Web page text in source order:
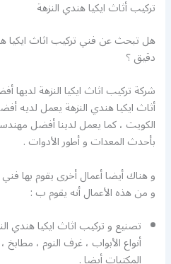
تركيب أثاث ايكيا هندي النزهة
هل تبحث عن فني تركيب اثاث ايكيا
دقيق ؟
شركة تركيب اثاث ايكيا النزهة
أثاث ايكيا هندي النزهة يعمل لديه
الكويت ، كما يعمل لدينا أفضل
بأحدث المعدات و أطور الأدوات .
و هناك أيضا أعمال أخرى يقوم بها
و من هذه الأعمال أنه يقوم ب :
تصنيع و تركيب اثاث ايكيا هندي
أنواع الأبواب ، غرف النوم ،